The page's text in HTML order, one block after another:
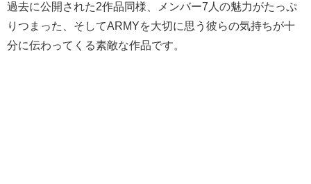
過去に公開された2作品同様、メンバー7人の魅力がたっぷ
りつまった、そしてARMYを大切に思う彼らの気持ちが十
分に伝わってくる素敵な作品です。